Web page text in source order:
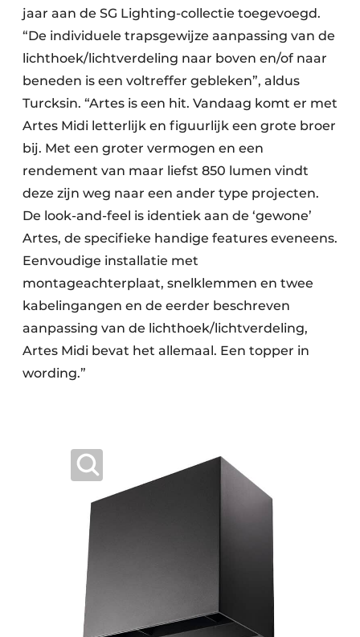
jaar aan de SG Lighting-collectie toegevoegd.
“De individuele trapsgewijze aanpassing van de
lichthoek/lichtverdeling naar boven en/of naar
beneden is een voltreffer gebleken”, aldus
Turcksin. “Artes is een hit. Vandaag komt er met
Artes Midi letterlijk en figuurlijk een grote broer
bij. Met een groter vermogen en een
rendement van maar liefst 850 lumen vindt
deze zijn weg naar een ander type projecten.
De look-and-feel is identiek aan de ‘gewone’
Artes, de specifieke handige features eveneens.
Eenvoudige installatie met
montageachterplaat, snelklemmen en twee
kabelingangen en de eerder beschreven
aanpassing van de lichthoek/lichtverdeling,
Artes Midi bevat het allemaal. Een topper in
wording.”